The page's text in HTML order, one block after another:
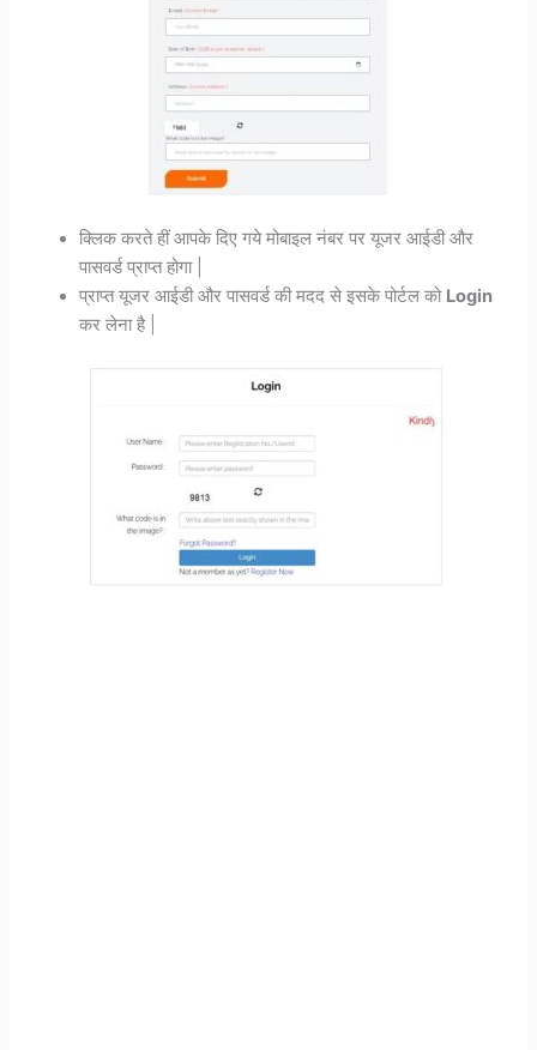
क्लिक करते हीं आपके दिए गये मोबाइल नंबर पर यूजर आईडी और
पासवर्ड प्राप्त होगा |
प्राप्त यूजर आईडी और पासवर्ड की मदद से इसके पोर्टल को Login
कर लेना है |